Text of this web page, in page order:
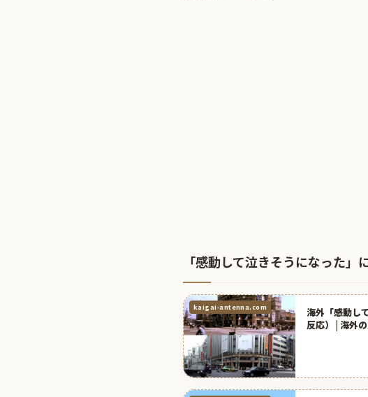
「感動して泣きそうになった」
kaigai-antenna.com
海外「感動し
反応） | 海外